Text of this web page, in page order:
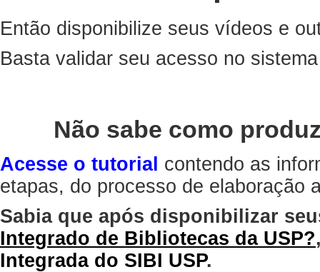
Então disponibilize seus vídeos e
Basta validar seu acesso no
Não sabe como
Acesse o tutorial contendo as
etapas, do processo de elaboração
Sabia que após disponibilizar
Integrado de Bibliotecas da USP?
Integrada do SIBI USP.